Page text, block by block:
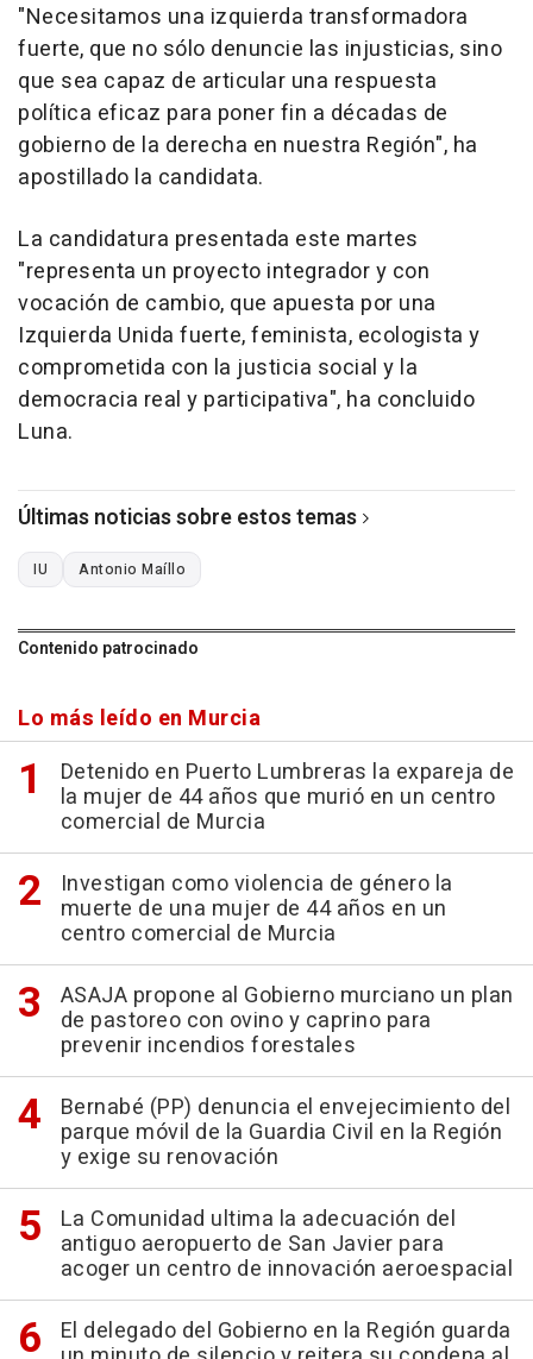
"Necesitamos una izquierda transformadora
fuerte, que no sólo denuncie las injusticias, sino
que sea capaz de articular una respuesta
política eficaz para poner fin a décadas de
gobierno de la derecha en nuestra Región", ha
apostillado la candidata.
La candidatura presentada este martes
"representa un proyecto integrador y con
vocación de cambio, que apuesta por una
Izquierda Unida fuerte, feminista, ecologista y
comprometida con la justicia social y la
democracia real y participativa", ha concluido
Luna.
Últimas noticias sobre estos temas
IU Antonio Maíllo
Contenido patrocinado
Lo más leído en Murcia
Detenido en Puerto Lumbreras la expareja de
la mujer de 44 años que murió en un centro
comercial de Murcia
Investigan como violencia de género la
muerte de una mujer de 44 años en un
centro comercial de Murcia
ASAJA propone al Gobierno murciano un plan
de pastoreo con ovino y caprino para
prevenir incendios forestales
Bernabé (PP) denuncia el envejecimiento del
parque móvil de la Guardia Civil en la Región
y exige su renovación
La Comunidad ultima la adecuación del
antiguo aeropuerto de San Javier para
acoger un centro de innovación aeroespacial
El delegado del Gobierno en la Región guarda